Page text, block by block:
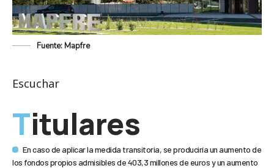
Fuente: Mapfre
Escuchar
Titulares
En caso de aplicar la medida transitoria, se produciría un aumento de
los fondos propios admisibles de 403,3 millones de euros y un aumento